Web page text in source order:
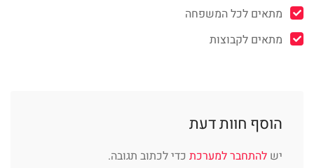
מתאים לכל המשפחה
מתאים לקבוצות
הוסף חוות דעת
יש להתחבר למערכת כדי לכתוב תגובה.